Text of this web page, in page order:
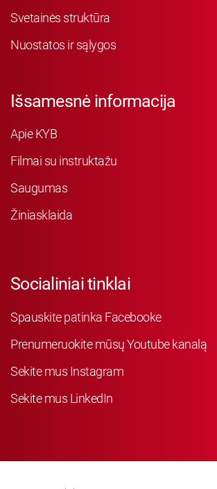
Svetainės struktūra
Nuostatos ir sąlygos
Išsamesnė informacija
Apie KYB
Filmai su instruktažu
Saugumas
Žiniasklaida
Socialiniai tinklai
Spauskite patinka Facebooke
Prenumeruokite mūsų Youtube kanalą
Sekite mus Instagram
Sekite mus LinkedIn